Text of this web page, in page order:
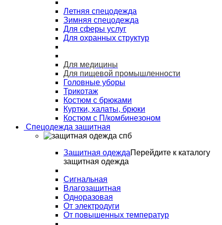
Летняя спецодежда
Зимняя спецодежда
Для сферы услуг
Для охранных структур
Для медицины
Для пищевой промышленности
Головные уборы
Трикотаж
Костюм с брюками
Куртки, халаты, брюки
Костюм с П/комбинезоном
Спецодежда защитная
Защитная одеждаПерейдите к каталогу
защитная одежда
Сигнальная
Влагозащитная
Одноразовая
От электродуги
От повышенных температур